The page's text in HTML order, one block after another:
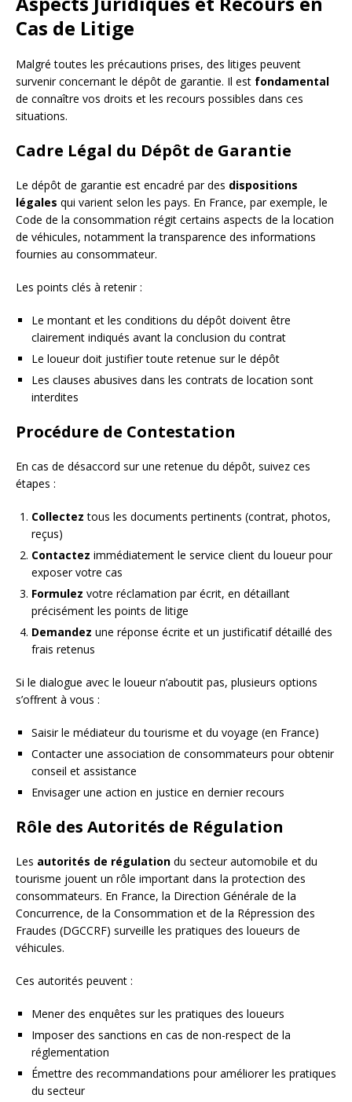
Cas de Litige
Malgré toutes les précautions prises, des litiges peuvent
survenir concernant le dépôt de garantie. Il est fondamental
de connaître vos droits et les recours possibles dans ces
situations.
Cadre Légal du Dépôt de Garantie
Le dépôt de garantie est encadré par des dispositions
légales qui varient selon les pays. En France, par exemple, le
Code de la consommation régit certains aspects de la location
de véhicules, notamment la transparence des informations
fournies au consommateur.
Les points clés à retenir :
Le montant et les conditions du dépôt doivent être
clairement indiqués avant la conclusion du contrat
Le loueur doit justifier toute retenue sur le dépôt
Les clauses abusives dans les contrats de location sont
interdites
Procédure de Contestation
En cas de désaccord sur une retenue du dépôt, suivez ces
étapes :
Collectez tous les documents pertinents (contrat, photos,
reçus)
Contactez immédiatement le service client du loueur pour
exposer votre cas
Formulez votre réclamation par écrit, en détaillant
précisément les points de litige
Demandez une réponse écrite et un justificatif détaillé des
frais retenus
Si le dialogue avec le loueur n’aboutit pas, plusieurs options
s’offrent à vous :
Saisir le médiateur du tourisme et du voyage (en France)
Contacter une association de consommateurs pour obtenir
conseil et assistance
Envisager une action en justice en dernier recours
Rôle des Autorités de Régulation
Les autorités de régulation du secteur automobile et du
tourisme jouent un rôle important dans la protection des
consommateurs. En France, la Direction Générale de la
Concurrence, de la Consommation et de la Répression des
Fraudes (DGCCRF) surveille les pratiques des loueurs de
véhicules.
Ces autorités peuvent :
Mener des enquêtes sur les pratiques des loueurs
Imposer des sanctions en cas de non-respect de la
réglementation
Émettre des recommandations pour améliorer les pratiques
du secteur